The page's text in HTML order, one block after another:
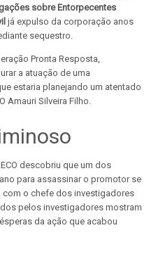
sobre Entorpecentes
já expulso da corporação anos
sequestro.
Pronta Resposta,
a atuação de uma
estaria planejando um atentado
Amauri Silveira Filho.
descobriu que um dos
para assassinar o promotor se
com o chefe dos investigadores
pelos investigadores mostram
da ação que acabou